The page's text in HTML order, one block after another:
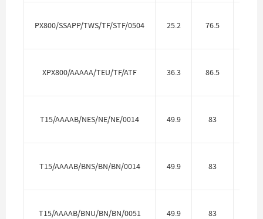
PX800/SSAPP/TWS/TF/STF/0504 25.2 76.5
XPX800/AAAAA/TEU/TF/ATF 36.3 86.5
T15/AAAAB/NES/NE/NE/0014 49.9 83
T15/AAAAB/BNS/BN/BN/0014 49.9 83
T15/AAAAB/BNU/BN/BN/0051 49.9 83